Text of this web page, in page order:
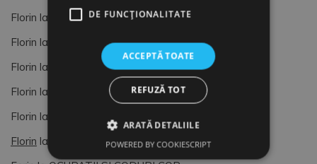
Florin la
OCUPATII SI CODURI COR
Florin la
Managementul Vietii si al Resurselor Umane
Florin la
AUDIT HR
Florin la
Florin la
Clasificarea Ocupatiilor din Romania (COR)
Florin la
Clasificarea Ocupatiilor din Romania (COR)
DE FUNCŢIONALITATE
ACCEPTĂ TOATE
REFUZĂ TOT
ARATĂ DETALIILE
POWERED BY COOKIESCRIPT